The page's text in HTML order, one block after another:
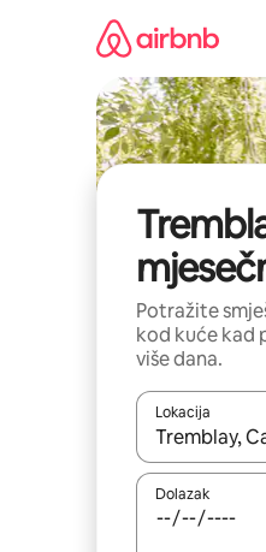
Potražite
kod kuće kad
više dana.
Lokacija
Kada budu
Dolazak